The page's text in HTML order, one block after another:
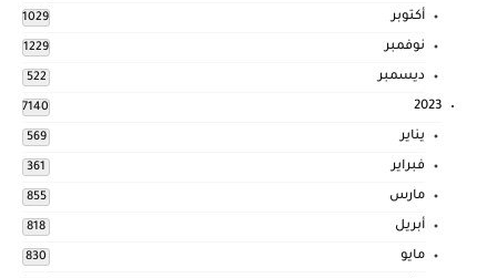
أكتوبر 1029
نوفمبر 1229
ديسمبر 522
2023
7140
يناير 569
فبراير 361
مارس 855
أبريل 818
مايو 830